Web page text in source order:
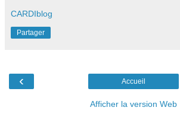
CARDIblog
Partager
‹ Accueil
Afficher la version Web